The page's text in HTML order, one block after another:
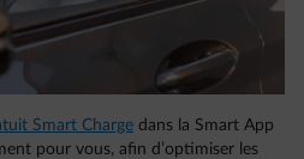
Smart Charge dans la Smart App
pour vous, afin d’optimiser les